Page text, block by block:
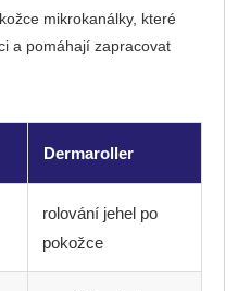
mikrokanálky, které
a pomáhají zapracovat
Dermaroller
rolování jehel po
pokožce